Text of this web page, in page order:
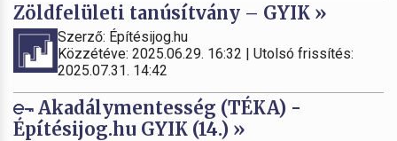
Zöldfelületi tanúsítvány – GYIK »
Szerző: Építésijog.hu
Közzétéve: 2025.06.29. 16:32 | Utolsó frissítés:
2025.07.31. 14:42
Akadálymentesség (TÉKA) -
Építésijog.hu GYIK (14.) »